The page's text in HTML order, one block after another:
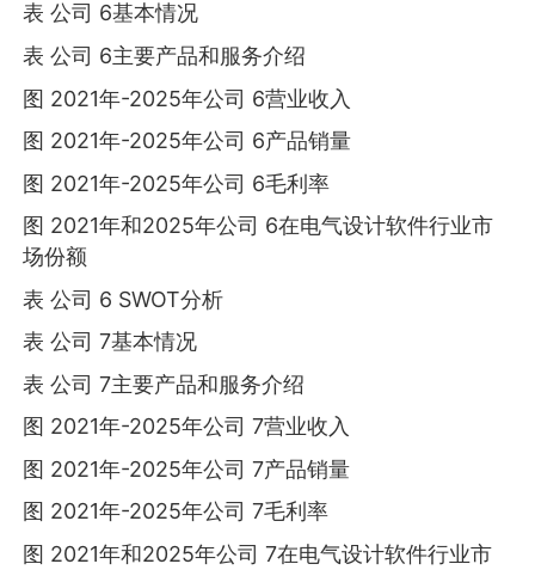
表 公司 6基本情况
表 公司 6主要产品和服务介绍
图 2021年-2025年公司 6营业收入
图 2021年-2025年公司 6产品销量
图 2021年-2025年公司 6毛利率
图 2021年和2025年公司 6在电气设计软件行业市
场份额
表 公司 6 SWOT分析
表 公司 7基本情况
表 公司 7主要产品和服务介绍
图 2021年-2025年公司 7营业收入
图 2021年-2025年公司 7产品销量
图 2021年-2025年公司 7毛利率
图 2021年和2025年公司 7在电气设计软件行业市